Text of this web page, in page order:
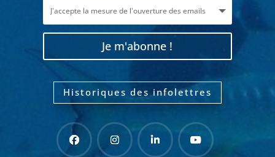
Je m'abonne !
Historiques des infolettres